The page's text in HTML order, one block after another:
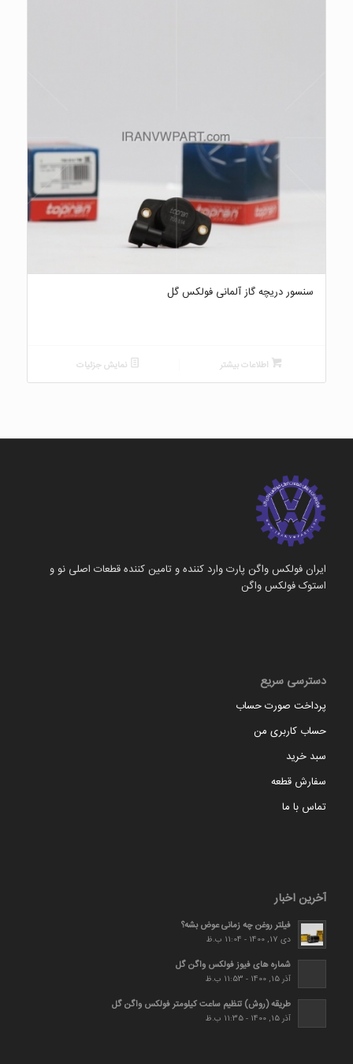
سنسور دریچه گاز آلمانی فولکس گل
اطلاعات بیشتر نمایش جزئیات
ایران فولکس واگن پارت وارد کننده و تامین کننده قطعات اصلی نو و
استوک فولکس واگن
دسترسی سریع
پرداخت صورت حساب
حساب کاربری من
سبد خرید
سفارش قطعه
تماس با ما
آخرین اخبار
فیلتر روغن چه زمانی عوض بشه؟
دی 17, 1400 - 11:04 ب.ظ
شماره های فیوز فولکس واگن گل
آذر 15, 1400 - 11:53 ب.ظ
طریقه (روش) تنظیم ساعت کیلومتر فولکس واگن گل
آذر 15, 1400 - 11:35 ب.ظ